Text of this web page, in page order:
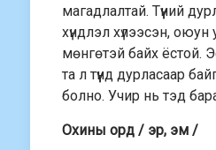
магадлалтай. Түүний
хүндлэл хүлээсэн, оюун
мөнгөтэй байх ёстой.
та л түүнд дурласаар
болно. Учир нь тэд
Охины орд / эр, эм /